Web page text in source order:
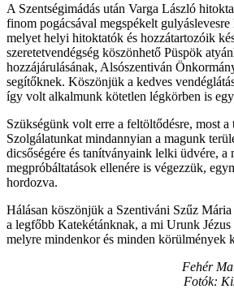
A Szentségimádás után Varga László
finom pogácsával megspékelt
melyet helyi hitoktatók és hozzátartozóik
szeretetvendégség köszönhető Püspök
hozzájárulásának, Alsószentiván
segítőknek. Köszönjük a kedves
így volt alkalmunk kötetlen légkörben is
Szükségünk volt erre a feltöltődésre, most a
Szolgálatunkat mindannyian a magunk
dicsőségére és tanítványaink lelki üdvére, a
megpróbáltatások ellenére is végezzük,
hordozva.
Hálásan köszönjük a Szentiváni Szűz Mária
a legfőbb Katekétánknak, a mi Urunk
melyre mindenkor és minden körülmények
Fehér
Fotók: